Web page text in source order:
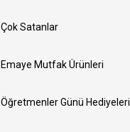
Çok Satanlar
Emaye Mutfak Ürünleri
Öğretmenler Günü Hediyeleri